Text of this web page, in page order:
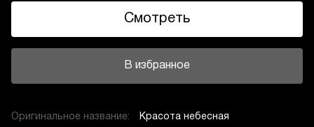
Смотреть
В избранное
Оригинальное название: Красота небесная